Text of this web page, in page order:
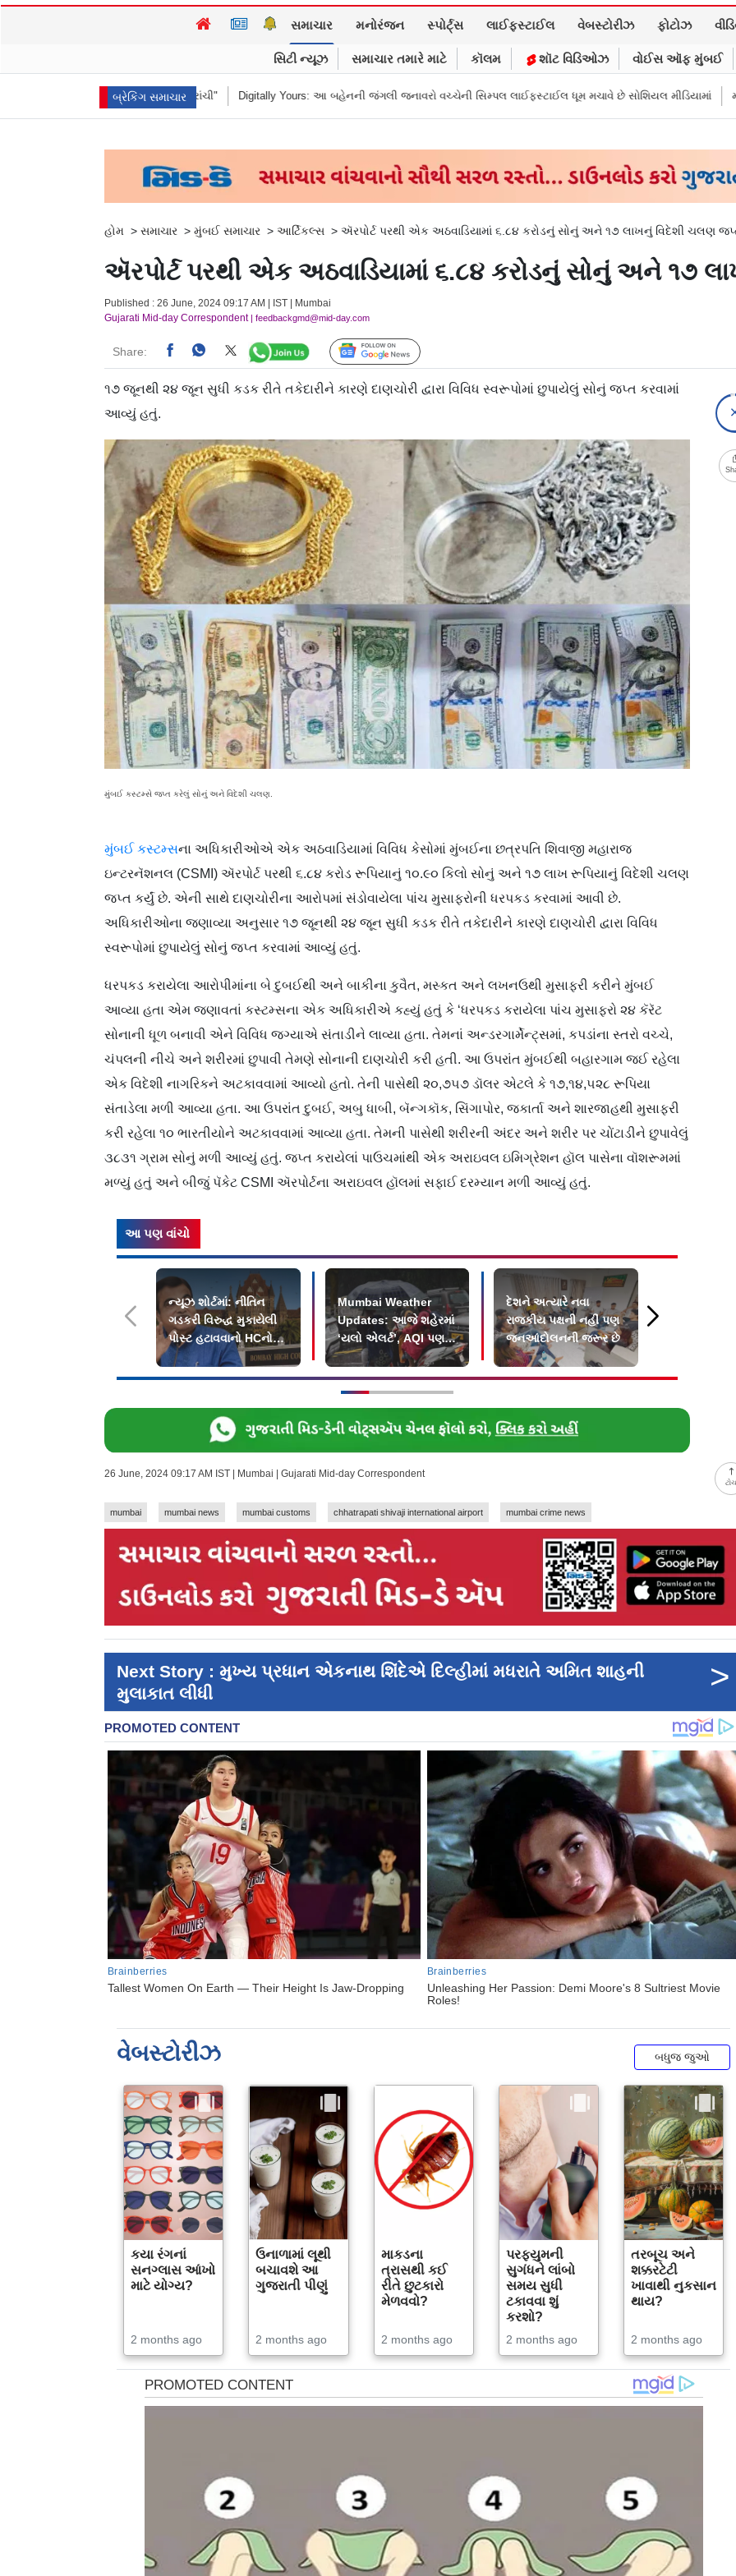
સમાચાર મનોરંજન સ્પોર્ટ્સ લાઈફસ્ટાઈલ વેબસ્ટોરીઝ ફોટોઝ
સિટી ન્યૂઝ સમાચાર તમારે માટે કૉલમ શૉટ વિડિઓઝ વોઈસ ઑફ મુંબઈ
બ્રેકિંગ સમાચાર
"હબીબી, કમ ટુ રાંચી" Digitally Yours: આ બહેનની જંગલી જનાવરો વચ્ચેની સિમ્પલ લાઈફસ્ટાઈલ ધૂમ મચાવે છે સોશિયલ મીડિયામાં માર્ક ઝુકરબર્ગે માની
હોમ > સમાચાર > મુંબઈ સમાચાર > આર્ટિકલ્સ > ઍરપોર્ટ પરથી એક અઠવાડિયામાં ૬.૮૪ કરોડનું સોનું અને ૧૭ લાખનું વિદેશી ચલણ
ઍરપોર્ટ પરથી એક અઠવાડિયામાં ૬.૮૪ કરોડનું સોનું અને ૧૭
Published : 26 June, 2024 09:17 AM | IST | Mumbai
Gujarati Mid-day Correspondent| feedbackgmd@mid-day.com
Share: Follow Us
૧૭ જૂનથી ૨૪ જૂન સુધી કડક રીતે તકેદારીને કારણે દાણચોરી દ્વારા વિવિધ સ્વરૂપોમાં છુપાયેલું સોનું જપ્ત કરવામાં
આવ્યું હતું.
મુંબઈ કસ્ટમ્સે જપ્ત કરેલું સોનું અને વિદેશી ચલણ.
મુંબઈ કસ્ટમ્સના અધિકારીઓએ એક અઠવાડિયામાં વિવિધ કેસોમાં મુંબઈના છત્રપતિ શિવાજી મહારાજ
ઇન્ટરનૅશનલ (CSMI) ઍરપોર્ટ પરથી ૬.૮૪ કરોડ રૂ​પિયાનું ૧૦.૯૦ કિલો સોનું અને ૧૭ લાખ રૂપિયાનું વિદેશી ચલણ
જપ્ત કર્યું છે. એની સાથે દાણચોરીના આરોપમાં સંડોવાયેલા પાંચ મુસાફરોની ધરપકડ કરવામાં આવી છે.
અધિકારીઓના જણાવ્યા અનુસાર ૧૭ જૂનથી ૨૪ જૂન સુધી કડક રીતે તકેદારીને કારણે દાણચોરી દ્વારા વિવિધ
સ્વરૂપોમાં છુપાયેલું સોનું જપ્ત કરવામાં આવ્યું હતું.
ધરપકડ કરાયેલા આરોપીમાંના બે દુબઈથી અને બાકીના કુવૈત, મસ્કત અને લખનઉથી મુસાફરી કરીને મુંબઈ
આવ્યા હતા એમ જણાવતાં કસ્ટમ્સના એક અધિકારીએ કહ્યું હતું કે ‘ધરપકડ કરાયેલા પાંચ મુસાફરો ૨૪ કૅરૅટ
સોનાની ધૂળ બનાવી એને વિવિધ જગ્યાએ સંતાડીને લાવ્યા હતા. તેમનાં અન્ડરગાર્મેન્ટ્સમાં, કપડાંના સ્તરો વચ્ચે,
ચંપલની નીચે અને શરીરમાં છુપાવી તેમણે સોનાની દાણચોરી કરી હતી. આ ઉપરાંત મુંબઈથી બહારગામ જઈ રહેલા
એક વિદેશી નાગરિકને અટકાવવામાં આવ્યો હતો. તેની પાસેથી ૨૦,૭૫૭ ડૉલર એટલે કે ૧૭,૧૪,૫૨૮ રૂપિયા
સંતાડેલા મળી આવ્યા હતા. આ ઉપરાંત દુબઈ, અબુ ધાબી, બૅન્ગકૉક, સિંગાપોર, જકાર્તા અને શારજાહથી મુસાફરી
કરી રહેલા ૧૦ ભારતીયોને અટકાવવામાં આવ્યા હતા. તેમની પાસેથી શરીરની અંદર અને શરીર પર ચોંટાડીને છુપાવેલું
૩૮૩૧ ગ્રામ સોનું મળી આવ્યું હતું. જપ્ત કરાયેલાં પાઉચમાંથી એક અરાઇવલ ઇમિગ્રેશન હૉલ પાસેના વૉશરૂમમાં
મળ્યું હતું અને બીજું પૅકેટ CSMI ઍરપોર્ટના અરાઇવલ હૉલમાં સફાઈ દરમ્યાન મળી આવ્યું હતું.
આ પણ વાંચો
ન્યૂઝ શોર્ટમાં: નીતિન
ગડકરી વિરુદ્ધ મુકાયેલી
પોસ્ટ હટાવવાનો HCનો
આદેશ
Mumbai Weather
Updates: આજે શહેરમાં
‘યલો એલર્ટ’, AQI પણ
`સારી` શ્રેણીમાં
દેશને અત્યારે નવા
રાજકીય પક્ષની નહીં પણ
જનઆંદોલનની જરૂર છે
26 June, 2024 09:17 AM IST | Mumbai | Gujarati Mid-day Correspondent
mumbai mumbai news mumbai customs chhatrapati shivaji international airport mumbai crime news
Next Story : મુખ્ય પ્રધાન એકનાથ શિંદેએ દિલ્હીમાં મધરાતે અમિત શાહની
મુલાકાત લીધી
>
વેબસ્ટોરીઝ બધુજ જુઓ
કયા રંગનાં
સનગ્લાસ આંખો
માટે યોગ્ય?
2 months ago
ઉનાળામાં લૂથી
બચાવશે આ
ગુજરાતી પીણું
2 months ago
માકડના
ત્રાસથી કઈ
રીતે છુટકારો
મેળવવો?
2 months ago
પરફ્યુમની
સુગંધને લાંબો
સમય સુધી
ટકાવવા શું
કરશો?
2 months ago
તરબૂચ અને
શક્કરટેટી
ખાવાથી નુકસાન
થાય?
2 months ago